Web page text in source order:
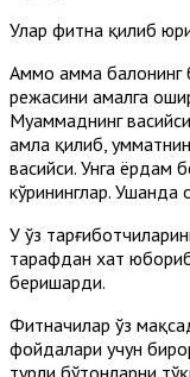
Улар фитна қилиб
Аммо ҳамма
режасини амалга
Муҳаммаднинг
ҳамла қилиб,
васийси. Унга ёрдам
кўрининглар. Ушанда
У ўз
тарафдан хат
беришарди.
Фитначилар ўз
фойдалари учун
турли бўҳтонларни